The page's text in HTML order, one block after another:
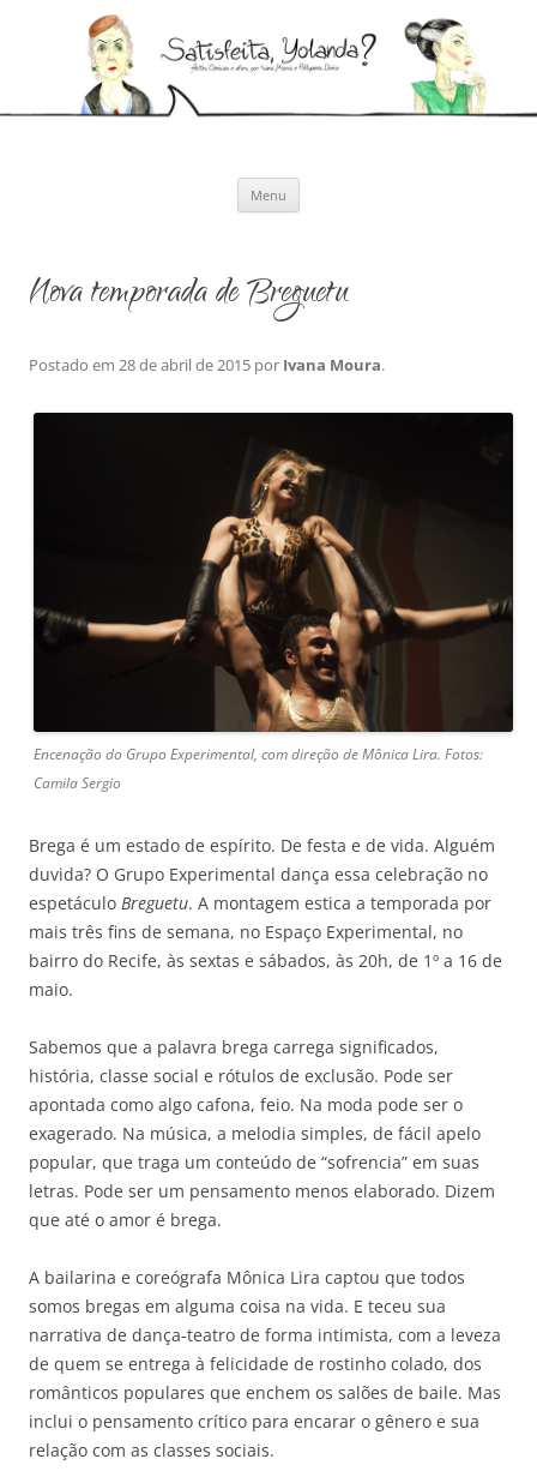
Menu
Nova temporada de Breguetu
Postado em 28 de abril de 2015 por Ivana Moura.
Encenação do Grupo Experimental, com direção de Mônica Lira. Fotos:
Camila Sergio
Brega é um estado de espírito. De festa e de vida. Alguém
duvida? O Grupo Experimental dança essa celebração no
espetáculo Breguetu. A montagem estica a temporada por
mais três fins de semana, no Espaço Experimental, no
bairro do Recife, às sextas e sábados, às 20h, de 1º a 16 de
maio.
Sabemos que a palavra brega carrega significados,
história, classe social e rótulos de exclusão. Pode ser
apontada como algo cafona, feio. Na moda pode ser o
exagerado. Na música, a melodia simples, de fácil apelo
popular, que traga um conteúdo de “sofrencia” em suas
letras. Pode ser um pensamento menos elaborado. Dizem
que até o amor é brega.
A bailarina e coreógrafa Mônica Lira captou que todos
somos bregas em alguma coisa na vida. E teceu sua
narrativa de dança-teatro de forma intimista, com a leveza
de quem se entrega à felicidade de rostinho colado, dos
românticos populares que enchem os salões de baile. Mas
inclui o pensamento crítico para encarar o gênero e sua
relação com as classes sociais.